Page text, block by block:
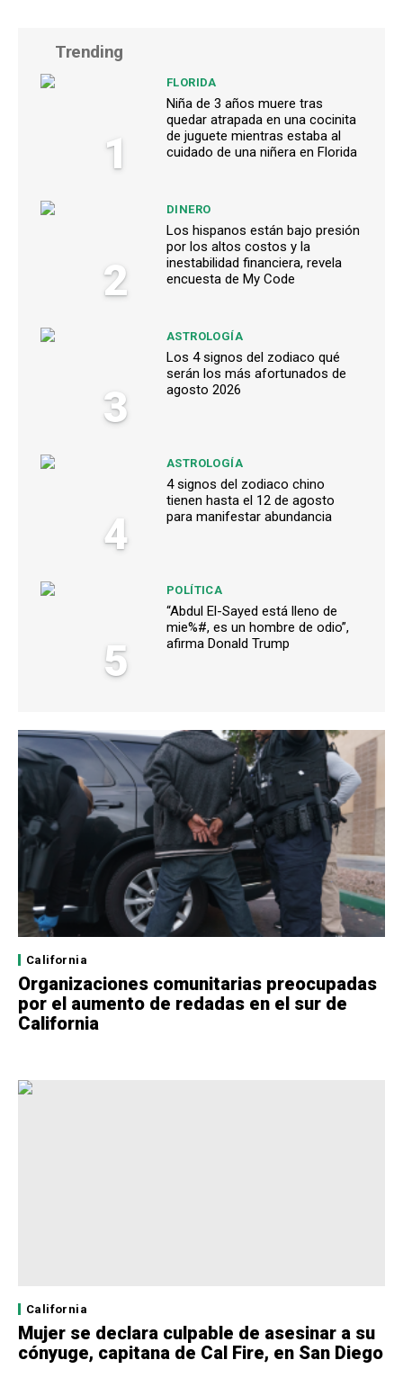
Trending
1
FLORIDA
Niña de 3 años muere tras
quedar atrapada en una cocinita
de juguete mientras estaba al
cuidado de una niñera en Florida
2
DINERO
Los hispanos están bajo presión
por los altos costos y la
inestabilidad financiera, revela
encuesta de My Code
3
ASTROLOGÍA
Los 4 signos del zodiaco qué
serán los más afortunados de
agosto 2026
4
ASTROLOGÍA
4 signos del zodiaco chino
tienen hasta el 12 de agosto
para manifestar abundancia
5
POLÍTICA
“Abdul El-Sayed está lleno de
mie%#, es un hombre de odio”,
afirma Donald Trump
California
Organizaciones comunitarias preocupadas
por el aumento de redadas en el sur de
California
California
Mujer se declara culpable de asesinar a su
cónyuge, capitana de Cal Fire, en San Diego